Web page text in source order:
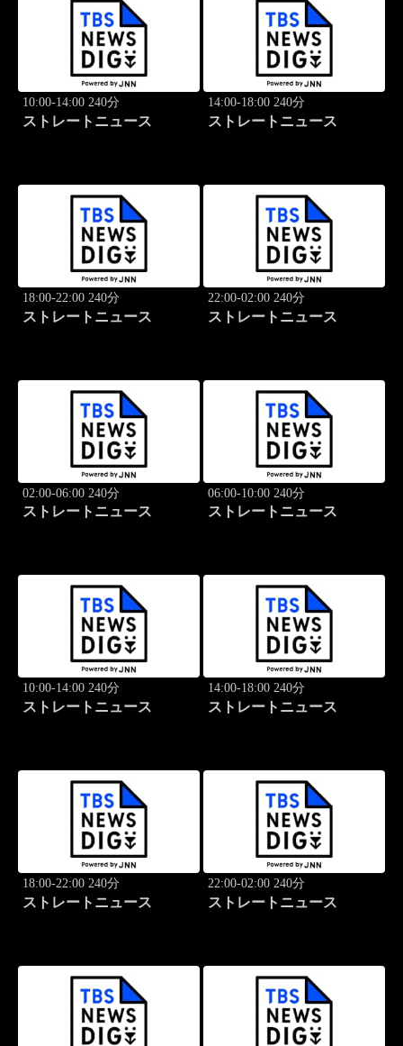
10:00-14:00 240分
ストレートニュース
14:00-18:00 240分
ストレートニュース
18:00-22:00 240分
ストレートニュース
22:00-02:00 240分
ストレートニュース
02:00-06:00 240分
ストレートニュース
06:00-10:00 240分
ストレートニュース
10:00-14:00 240分
ストレートニュース
14:00-18:00 240分
ストレートニュース
18:00-22:00 240分
ストレートニュース
22:00-02:00 240分
ストレートニュース